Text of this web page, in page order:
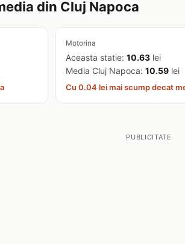
din Cluj Napoca
Motorina
Aceasta statie:10.63 lei
Media Cluj Napoca:10.59 lei
Cu 0.04 lei mai scump decat
PUBLICITATE